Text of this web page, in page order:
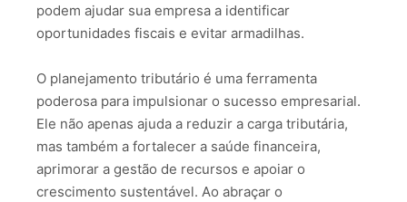
podem ajudar sua empresa a identificar
oportunidades fiscais e evitar armadilhas.
O planejamento tributário é uma ferramenta
poderosa para impulsionar o sucesso empresarial.
Ele não apenas ajuda a reduzir a carga tributária,
mas também a fortalecer a saúde financeira,
aprimorar a gestão de recursos e apoiar o
crescimento sustentável. Ao abraçar o